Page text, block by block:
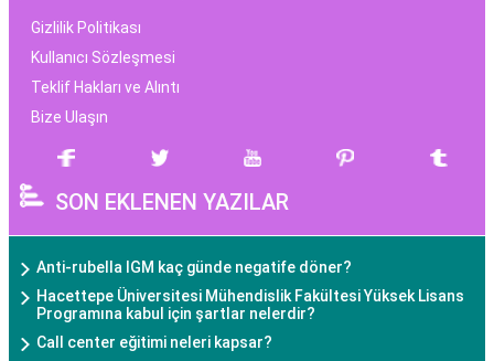
Gizlilik Politikası
Kullanıcı Sözleşmesi
Teklif Hakları ve Alıntı
Bize Ulaşın
SON EKLENEN YAZILAR
Anti-rubella IGM kaç günde negatife döner?
Hacettepe Üniversitesi Mühendislik Fakültesi Yüksek Lisans
Programına kabul için şartlar nelerdir?
Call center eğitimi neleri kapsar?